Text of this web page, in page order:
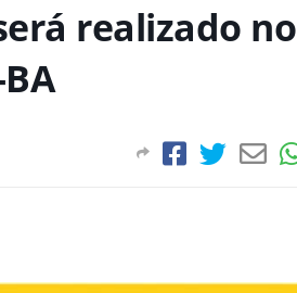
realizado no